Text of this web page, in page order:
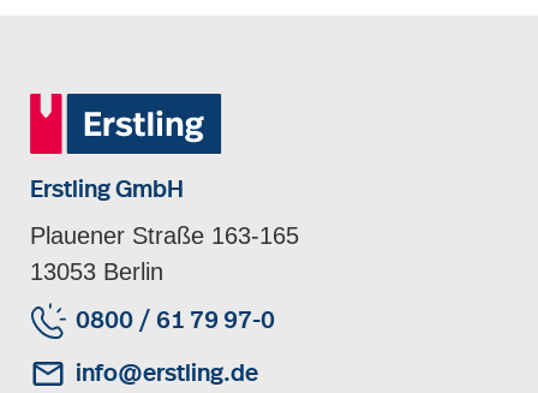
Erstling GmbH
Plauener Straße 163-165
13053 Berlin
0800 / 61 79 97-0
info@erstling.de